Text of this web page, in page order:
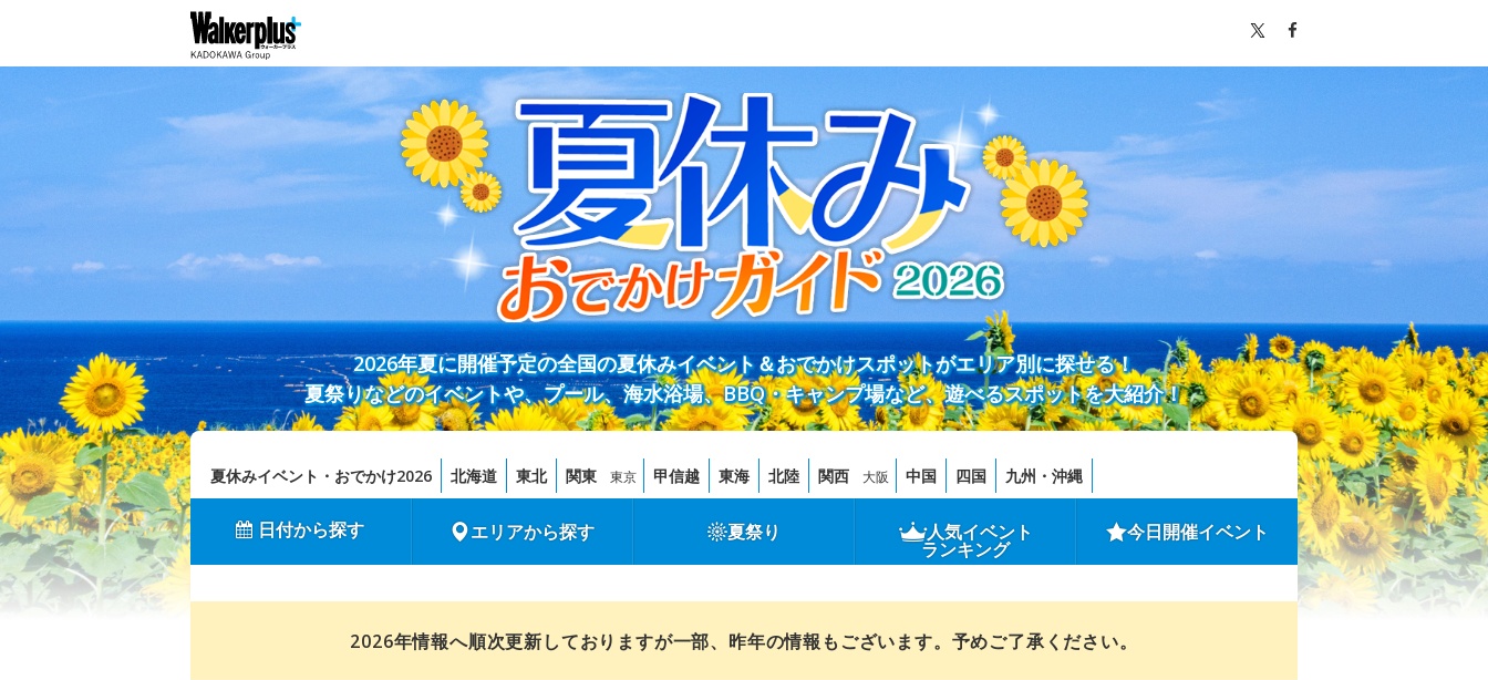
2026年夏に開催予定の全国の夏休みイベント＆おでかけスポットがエリア別に探せる！
夏祭りなどのイベントや、プール、海水浴場、BBQ・キャンプ場など、遊べるスポットを大紹介！
夏休みイベント・おでかけ2026 北海道 東北 関東 東京 甲信越 東海 北陸 関西 大阪 中国 四国 九州・沖縄
日付から探す エリアから探す 夏祭り 人気イベント
ランキング
今日開催イベント
2026年情報へ順次更新しておりますが一部、昨年の情報もございます。予めご了承ください。